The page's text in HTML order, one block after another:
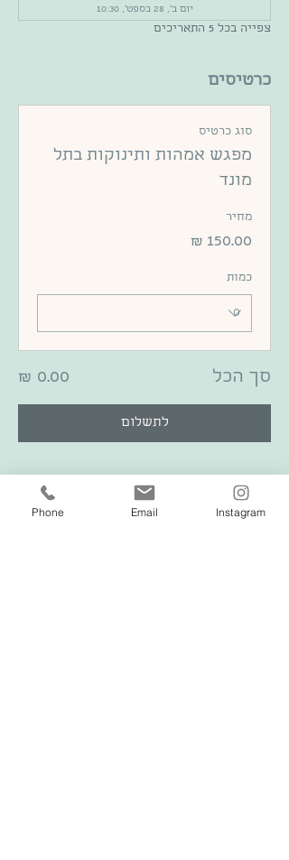
יום ב׳, 28 בספט׳, 10:30
צפייה בכל 5 התאריכים
כרטיסים
סוג כרטיס
מפגש אמהות ותינוקות בתל
מונד
מחיר
כמות
סך הכל
לתשלום
Phone Email Instagram